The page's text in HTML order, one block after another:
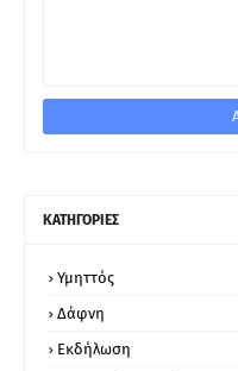
ΚΑΤΗΓΟΡΙΕΣ
Υμηττός
Δάφνη
Εκδήλωση